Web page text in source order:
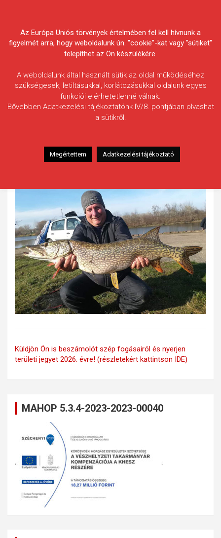
Egyesületek Szövetsége
Szemenyei Szabolcs
Halfaj: Csuka
Fogott hal adatai: 6,5 kg
Küldjön Ön is beszámolót szép fogásairól és nyerjen
területi jegyet 2026. évre! (részletekért kattintson IDE)
MAHOP 5.3.4-2023-2023-00040
Az Európa Uniós törvények értelmében fel kell hívnunk a
figyelmét arra, hogy weboldalunk ún. "cookie"-kat vagy "sütiket"
telepíthet az Ön készülékére.
A weboldalunk által használt sütik az oldal működéséhez
szükségesek, letiltásukkal, korlátozásukkal oldalunk egyes
funkciói elérhetetlenné válnak.
Bővebben Adatkezelési tájékoztatónk IV/8. pontjában olvashat
a sütikről.
Megértettem Adatkezelési tájékoztató